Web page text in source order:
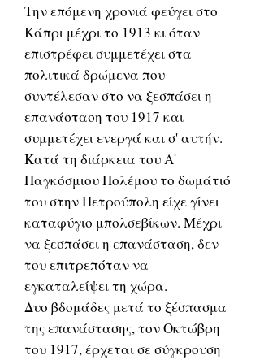
Την επόμενη χρονιά φεύγει στο
Κάπρι μέχρι το 1913 κι όταν
επιστρέφει συμμετέχει στα
πολιτικά δρώμενα που
συντέλεσαν στο να ξεσπάσει η
επανάσταση του 1917 και
συμμετέχει ενεργά και σ' αυτήν.
Κατά τη διάρκεια του Α'
Παγκόσμιου Πολέμου το δωμάτιό
του στην Πετρούπολη είχε γίνει
καταφύγιο μπολσεβίκων. Μέχρι
να ξεσπάσει η επανάσταση, δεν
του επιτρεπόταν να
εγκαταλείψει τη χώρα.
Δυο βδομάδες μετά το ξέσπασμα
της επανάστασης, τον Οκτώβρη
του 1917, έρχεται σε σύγκρουση